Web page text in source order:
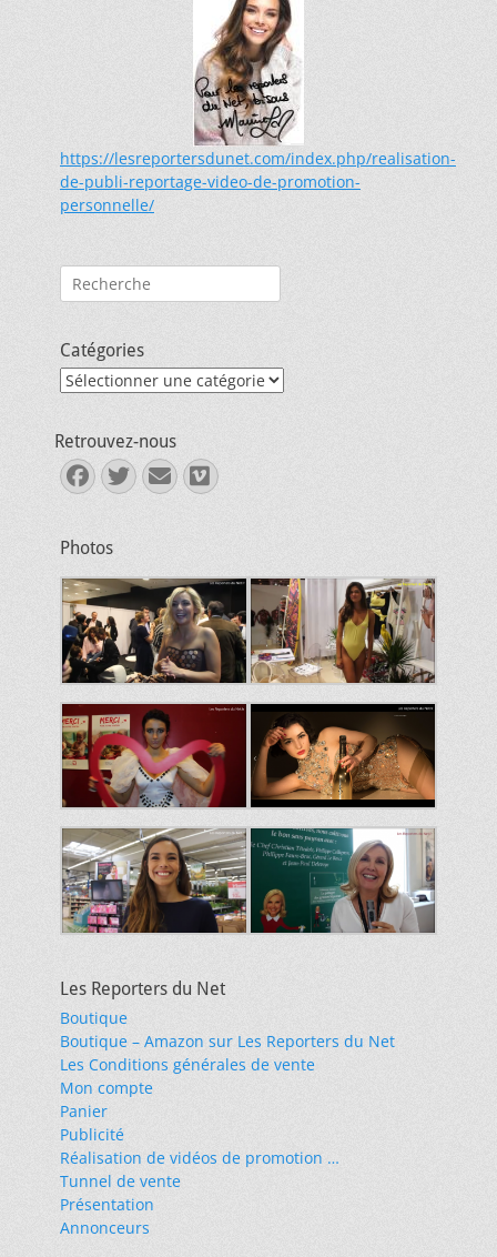
https://lesreportersdunet.com/index.php/realisation-
de-publi-reportage-video-de-promotion-
personnelle/
Rechercher :
Catégories
Catégories
Retrouvez-nous
Facebook
Twitter
E-
mail
Vimeo
Photos
Les Reporters du Net
Boutique
Boutique – Amazon sur Les Reporters du Net
Les Conditions générales de vente
Mon compte
Panier
Publicité
Réalisation de vidéos de promotion …
Tunnel de vente
Présentation
Annonceurs